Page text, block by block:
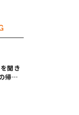
聞き
帰省